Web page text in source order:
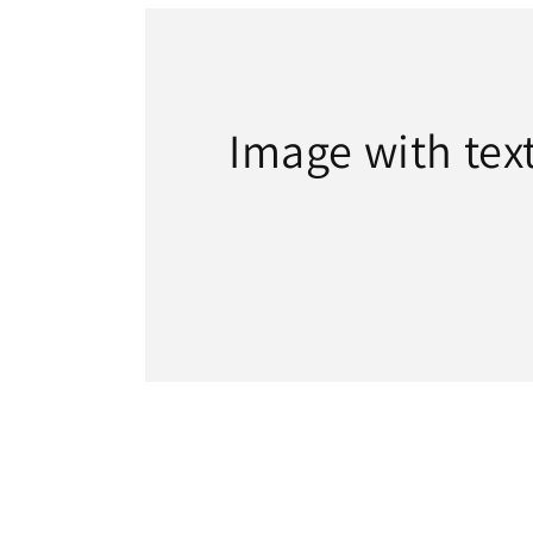
Image with